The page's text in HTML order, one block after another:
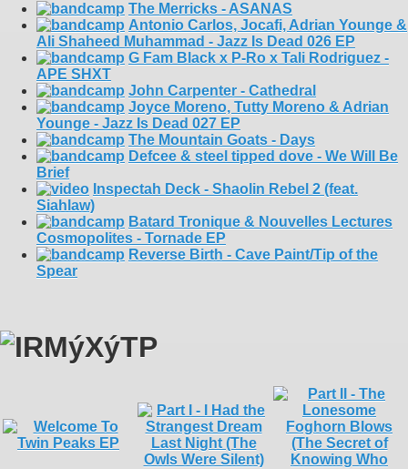
The Merricks - ASANAS
Antonio Carlos, Jocafi, Adrian Younge &
Ali Shaheed Muhammad - Jazz Is Dead 026 EP
G Fam Black x P-Ro x Tali Rodriguez -
APE SHXT
John Carpenter - Cathedral
Joyce Moreno, Tutty Moreno & Adrian
Younge - Jazz Is Dead 027 EP
The Mountain Goats - Days
Defcee & steel tipped dove - We Will Be
Brief
Inspectah Deck - Shaolin Rebel 2 (feat.
Siahlaw)
Batard Tronique & Nouvelles Lectures
Cosmopolites - Tornade EP
Reverse Birth - Cave Paint/Tip of the
Spear